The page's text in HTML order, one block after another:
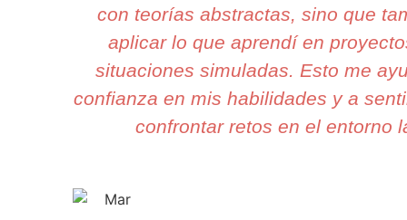
con teorías abstractas, sino que
aplicar lo que aprendí en
situaciones simuladas. Esto me
confianza en mis habilidades y a
confrontar retos en el entorno